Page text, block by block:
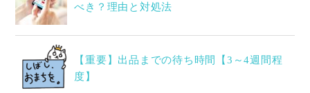
べき？理由と対処法
【重要】出品までの待ち時間【3～4週間程
度】